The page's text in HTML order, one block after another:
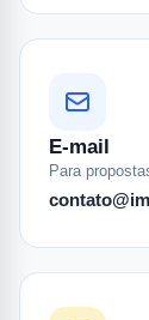
E-mail
Para